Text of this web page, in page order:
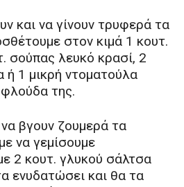
και να γίνουν τρυφερά τα
στον κιμά 1 κουτ.
σούπας λευκό κρασί, 2
ή 1 μικρή ντοματούλα
της.
βγουν ζουμερά τα
να γεμίσουμε
2 κουτ. γλυκού σάλτσα
ενυδατώσει και θα τα